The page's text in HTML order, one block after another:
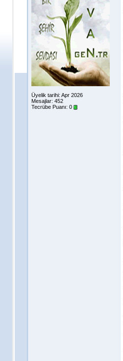
Üyelik tarihi: Apr 2026
Mesajlar: 452
Tecrübe Puanı: 0